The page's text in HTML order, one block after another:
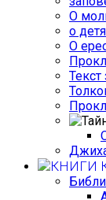
О
о
О